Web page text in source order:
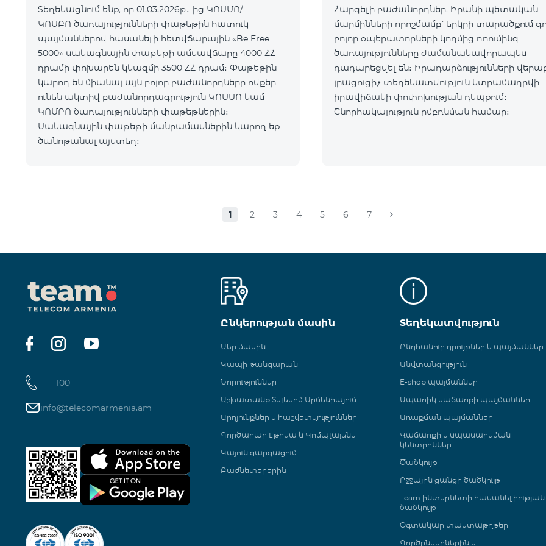
Տեղեկացնում ենք, որ 01.03.2026թ․-ից ԿՈՍՄՈ/
ԿՈՄԲՈ ծառայությունների փաթեթին հատուկ
պայմաններով հասանելի հետվճարային «Be Free
5000» սակագնային փաթեթի ամսավճարը 4000 ՀՀ
դրամի փոխարեն կկազմի 3500 ՀՀ դրամ։ Փաթեթին
կարող են միանալ այն բոլոր բաժանորդները ովքեր
ունեն ակտիվ բաժանորդագրություն ԿՈՍՄՈ կամ
ԿՈՄԲՈ ծառայությունների փաթեթներին։
Սակագնային փաթեթի մանրամասներին կարող եք
ծանոթանալ այստեղ։
Հարգելի բաժանորդներ, Իրանի պետական
մարմինների որոշմամբ՝ երկրի տարածքում
բոլոր օպերատորների կողմից ռոումինգ
ծառայությունները ժամանակավորապես
դադարեցվել են։ Իրադարձությունների
լրացուցիչ տեղեկատվություն կտրամադրվի
իրավիճակի փոփոխության դեպքում։
Շնորհակալություն ըմբռնման համար։
1 2 3 4 5 6 7
100
info@telecomarmenia.am
Ընկերության մասին
Մեր մասին
Կապի թանգարան
Նորություններ
Աշխատանք Տելեկոմ Արմենիայում
Արդյունքներ և հաշվետվություններ
Գործարար Էթիկա և Կոմպլայենս
Կայուն զարգացում
Բաժնետերերին
Տեղեկատվություն
Ընդհանուր դրույթներ և պայմաններ
Անվտանգություն
E-shop պայմաններ
Ապառիկ վաճառքի պայմաններ
Առաքման պայմաններ
Վաճառքի և սպասարկման
կենտրոններ
Ծածկույթ
Բջջային ցանցի ծածկույթ
Team ինտերնետի հասանելիության
ծածկույթ
Օգտակար փաստաթղթեր
Գործընկերներին և